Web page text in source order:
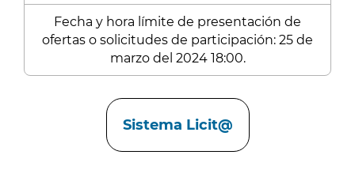
Fecha y hora límite de presentación de
ofertas o solicitudes de participación: 25 de
marzo del 2024 18:00.
Sistema Licit@